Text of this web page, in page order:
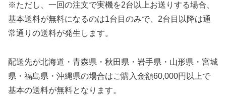
※ただし、一回の注文で実機を2台以上お送りする場合、
基本送料が無料になるのは1台目のみで、2台目以降は通
常通りの送料が発生します。
配送先が北海道・青森県・秋田県・岩手県・山形県・宮城
県・福島県・沖縄県の場合はご購入金額60,000円以上で
基本の送料が無料となります。